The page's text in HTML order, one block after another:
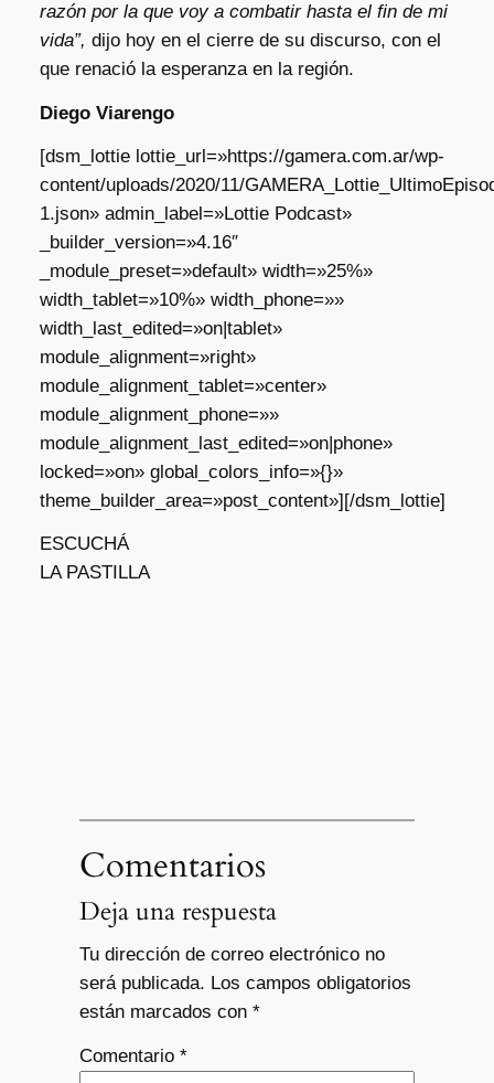
razón por la que voy a combatir hasta el fin de mi
vida”, dijo hoy en el cierre de su discurso, con el
que renació la esperanza en la región.
Diego Viarengo
[dsm_lottie lottie_url=»https://gamera.com.ar/wp-
content/uploads/2020/11/
1.json» admin_label=»Lottie Podcast»
_builder_version=»4.16″
_module_preset=»default» width=»25%»
width_tablet=»10%» width_phone=»»
width_last_edited=»on|tablet»
module_alignment=»right»
module_alignment_tablet=»center»
module_alignment_phone=»»
module_alignment_last_edited=»on|phone»
locked=»on» global_colors_info=»{}»
theme_builder_area=»post_content»][/dsm_lottie]
ESCUCHÁ
LA PASTILLA
Comentarios
Deja una respuesta
Tu dirección de correo electrónico no
será publicada. Los campos obligatorios
están marcados con *
Comentario *